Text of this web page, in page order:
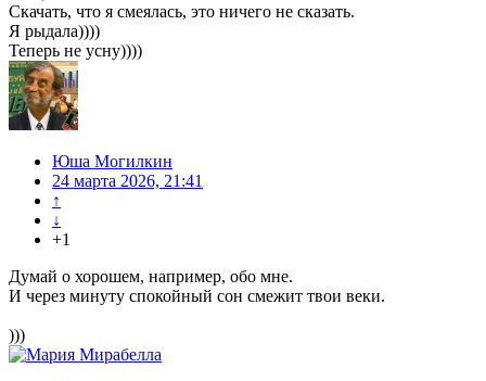
Скачать, что я смеялась, это ничего не сказать.
Я рыдала))))
Теперь не усну))))
Юша Могилкин
24 марта 2026, 21:41
↑
↓
+1
Думай о хорошем, например, обо мне.
И через минуту спокойный сон смежит твои веки.
)))